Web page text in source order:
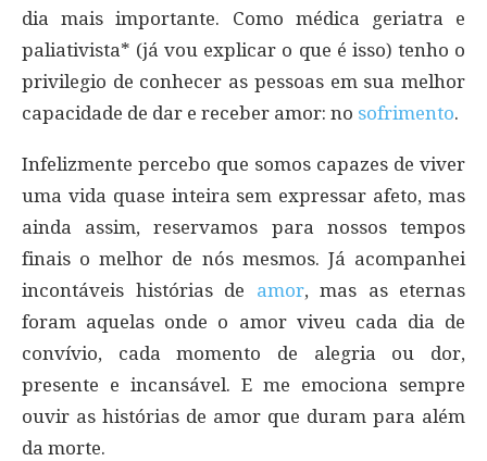
dia mais importante. Como médica geriatra e
paliativista* (já vou explicar o que é isso) tenho o
privilegio de conhecer as pessoas em sua melhor
capacidade de dar e receber amor: no sofrimento.
Infelizmente percebo que somos capazes de viver
uma vida quase inteira sem expressar afeto, mas
ainda assim, reservamos para nossos tempos
finais o melhor de nós mesmos. Já acompanhei
incontáveis histórias de amor, mas as eternas
foram aquelas onde o amor viveu cada dia de
convívio, cada momento de alegria ou dor,
presente e incansável. E me emociona sempre
ouvir as histórias de amor que duram para além
da morte.